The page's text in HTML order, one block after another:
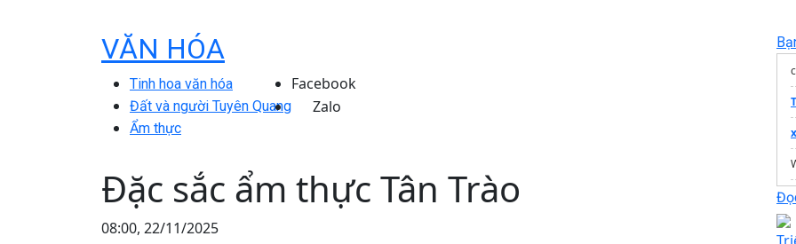
VĂN HÓA
Tinh hoa văn hóa
Đất và người Tuyên Quang
Ẩm thực
Facebook
Zalo
Đặc sắc ẩm thực Tân Trào
08:00, 22/11/2025